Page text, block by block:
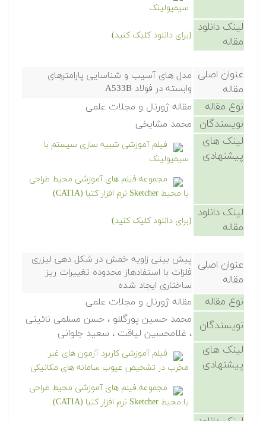
سیمیولینک
لینک دانلود
مقاله
(برای دانلود کلیک کنید)
عنوان اصلی
مقاله
مدل های آسیب و شناسایی پارامترهای
وابسته در فولاد A533B
نوع مقاله مقاله ژورنال و مجلات علمی
نویسندگان محمد مشایخی
لینک های
پیشنهادی
فیلم آموزشی شبیه سازی سیستم با
سیمیولینک
مجموعه فیلم های آموزشی محیط طراحی
یا محیط Sketcher نرم افزار کتیا (CATIA)
لینک دانلود
مقاله
(برای دانلود کلیک کنید)
عنوان اصلی
مقاله
پیش بینی زاویه خمش در شکل دهی لیزری
فلزات با استفادهاز محدوده تغییرات ریز
ساختاری ایجاد شده
نوع مقاله مقاله ژورنال و مجلات علمی
نویسندگان
محمد حسین پورگللو ، حسن مسلمی نائینی
، غلامحسین لیاقت ، سعید جلوانی
لینک های
پیشنهادی
فیلم آموزشی کاربرد آزمون های غیر
مخرب در تشخیص عیوب سامانه های مکانیکی
مجموعه فیلم های آموزشی محیط طراحی
یا محیط Sketcher نرم افزار کتیا (CATIA)